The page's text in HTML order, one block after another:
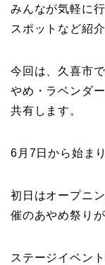
みんなが気軽に
スポットなど紹
今回は、久喜市
やめ・ラベンダ
共有します。
6月7日から始ま
初日はオープニ
催のあやめ祭り
ステージイベン